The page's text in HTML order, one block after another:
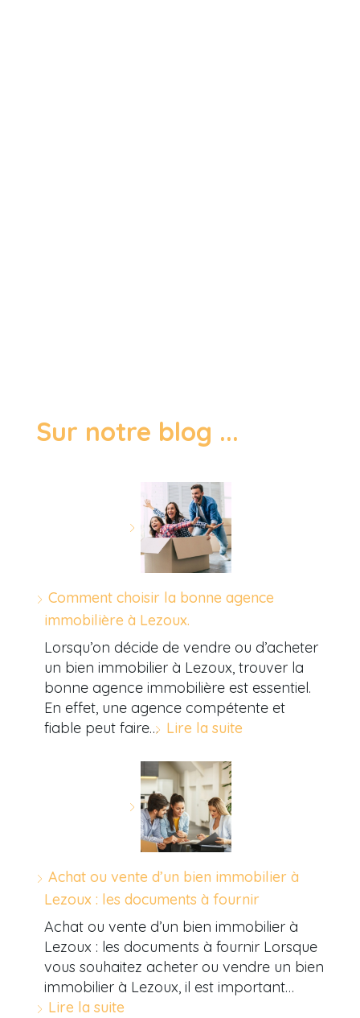
Sur notre blog ...
Comment choisir la bonne agence
immobilière à Lezoux.
Lorsqu’on décide de vendre ou d’acheter
un bien immobilier à Lezoux, trouver la
bonne agence immobilière est essentiel.
En effet, une agence compétente et
fiable peut faire… Lire la suite
Achat ou vente d’un bien immobilier à
Lezoux : les documents à fournir
Achat ou vente d’un bien immobilier à
Lezoux : les documents à fournir Lorsque
vous souhaitez acheter ou vendre un bien
immobilier à Lezoux, il est important…
Lire la suite